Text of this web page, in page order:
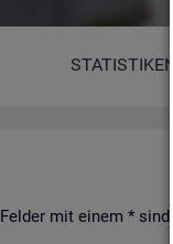
STATISTIKEN
Fel­der mit einem *